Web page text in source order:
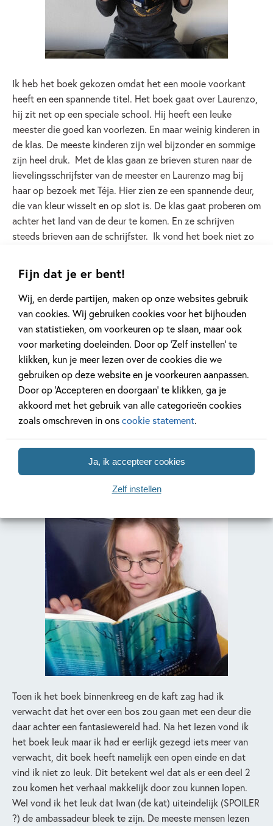
Fijn dat je er bent!
Wij, en derde partijen, maken op onze websites gebruik
van cookies. Wij gebruiken cookies voor het bijhouden
van statistieken, om voorkeuren op te slaan, maar ook
voor marketing doeleinden. Door op ‘Zelf instellen’ te
klikken, kun je meer lezen over de cookies die we
gebruiken op deze website en je voorkeuren aanpassen.
Door op ‘Accepteren en doorgaan’ te klikken, ga je
akkoord met het gebruik van alle categorieën cookies
zoals omschreven in onscookie statement.
Ja, ik accepteer cookies
Zelf instellen
Ik heb het boek gekozen omdat het een mooie voorkant
heeft en een spannende titel. Het boek gaat over Laurenzo,
hij zit net op een speciale school. Hij heeft een leuke
meester die goed kan voorlezen. En maar weinig kinderen in
de klas. De meeste kinderen zijn wel bijzonder en sommige
zijn heel druk. Met de klas gaan ze brieven sturen naar de
lievelingsschrijfster van de meester en Laurenzo mag bij
haar op bezoek met Téja. Hier zien ze een spannende deur,
die van kleur wisselt en op slot is. De klas gaat proberen om
achter het land van de deur te komen. En ze schrijven
steeds brieven aan de schrijfster. Ik vond het boek niet zo
gebeuren vooral kleine dingen met Laurenzo. Hij ontmoet
een man op de veerboot en de kat van de schrijfster. Ik had
verwacht dat het meer zou gaan over het land achter de
deur en minder over de belevenissen in de klas. Ik had nog
niet eerder boeken van Tonke Dragt gelezen, maar vond de
tekeningen van Linde Faas enorm prachtig. Dit boek lijkt me
wel leuk voor kinderen die van mooie verhalen verzinnen
houden, want dat zit in dit boek. De kinderen mogen zelf
landen verzinnen en visums maken. Ik zou graag reizen naar
het land Rimbaaktoo, daar zijn alle dieren anders.
Zara - 12 jaar
Toen ik het boek binnenkreeg en de kaft zag had ik
verwacht dat het over een bos zou gaan met een deur die
daar achter een fantasiewereld had. Na het lezen vond ik
het boek leuk maar ik had er eerlijk gezegd iets meer van
verwacht, dit boek heeft namelijk een open einde en dat
vind ik niet zo leuk. Dit betekent wel dat als er een deel 2
zou komen het verhaal makkelijk door zou kunnen lopen.
Wel vond ik het leuk dat Iwan (de kat) uiteindelijk (SPOILER
?) de ambassadeur bleek te zijn. De meeste mensen lezen